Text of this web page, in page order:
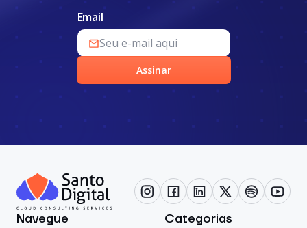
Email
Assinar
Navegue Categorias